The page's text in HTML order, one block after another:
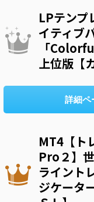
LPテンプ
イティブ
「
上位版【
詳細ペ
MT4【ト
Pro２】
ライント
ジケータ